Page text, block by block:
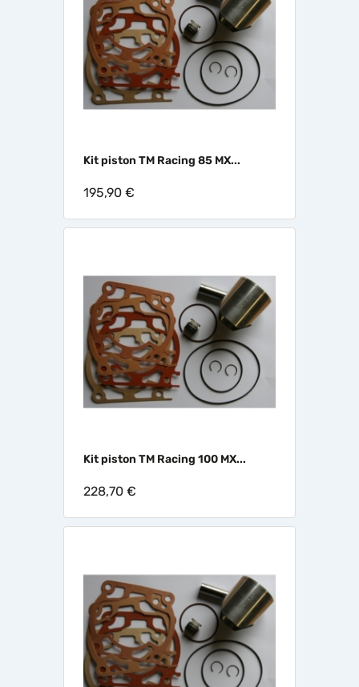
Kit piston TM Racing 85 MX...
195,90 €
Kit piston TM Racing 100 MX...
228,70 €